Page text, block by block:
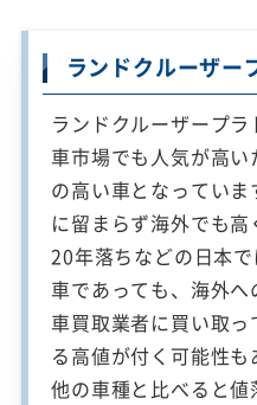
ランドクルーザー
ランドクルーザープ
車市場でも人気が高
の高い車となってい
に留まらず海外でも高
20年落ちなどの日本
車であっても、海外
車買取業者に買い取
る高値が付く可能性も
他の車種と比べると